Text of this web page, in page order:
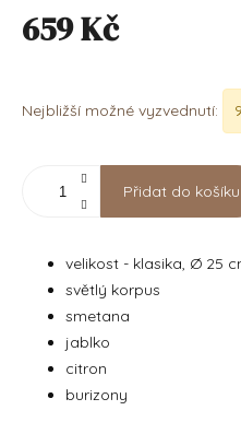
659 Kč
Nejbližší možné vyzvednutí:
Přidat do košíku
velikost - klasika, Ø 25
světlý korpus
smetana
jablko
citron
burizony